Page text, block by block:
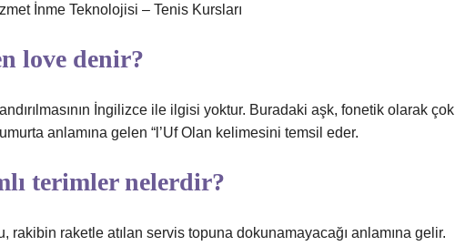
İnme Teknolojisi – Tenis Kursları
love denir?
İngilizce ile ilgisi yoktur. Buradaki aşk, fonetik olarak çok
anlamına gelen “l’Uf Olan kelimesini temsil eder.
terimler nelerdir?
rakibin raketle atılan servis topuna dokunamayacağı anlamına gelir.